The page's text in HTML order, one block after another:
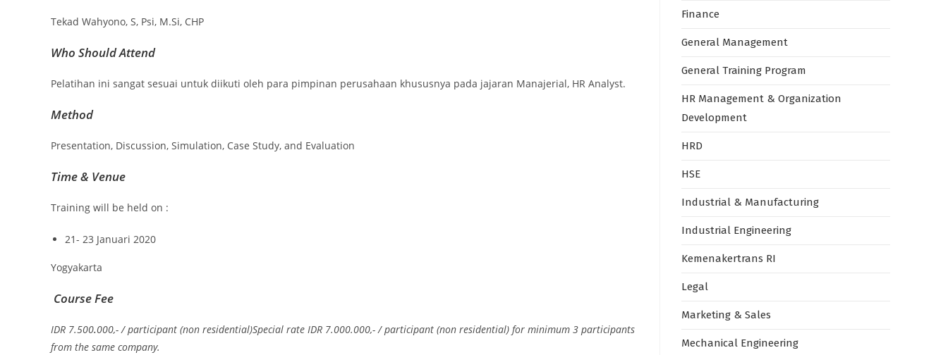
Tekad Wahyono, S, Psi, M.Si, CHP
Who Should Attend
Pelatihan ini sangat sesuai untuk diikuti oleh para pimpinan perusahaan khususnya pada jajaran Manajerial, HR Analyst.
Method
Presentation, Discussion, Simulation, Case Study, and Evaluation
Time & Venue
Training will be held on :
21- 23 Januari 2020
Yogyakarta
Course Fee
IDR 7.500.000,- / participant (non residential)Special rate IDR 7.000.000,- / participant (non residential) for minimum 3 participants
from the same company.
Finance
General Management
General Training Program
HR Management & Organization
Development
HRD
HSE
Industrial & Manufacturing
Industrial Engineering
Kemenakertrans RI
Legal
Marketing & Sales
Mechanical Engineering